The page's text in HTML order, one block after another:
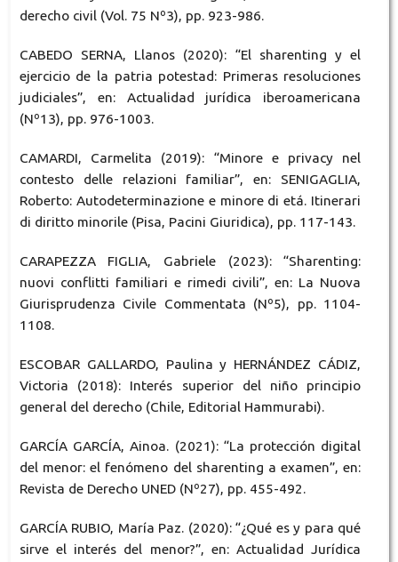
derecho civil (Vol. 75 Nº3), pp. 923-986.
CABEDO SERNA, Llanos (2020): “El sharenting y el
ejercicio de la patria potestad: Primeras resoluciones
judiciales”, en: Actualidad jurídica iberoamericana
(Nº13), pp. 976-1003.
CAMARDI, Carmelita (2019): “Minore e privacy nel
contesto delle relazioni familiar”, en: SENIGAGLIA,
Roberto: Autodeterminazione e minore di etá. Itinerari
di diritto minorile (Pisa, Pacini Giuridica), pp. 117-143.
CARAPEZZA FIGLIA, Gabriele (2023): “Sharenting:
nuovi conflitti familiari e rimedi civili”, en: La Nuova
Giurisprudenza Civile Commentata (Nº5), pp. 1104-
1108.
ESCOBAR GALLARDO, Paulina y HERNÁNDEZ CÁDIZ,
Victoria (2018): Interés superior del niño principio
general del derecho (Chile, Editorial Hammurabi).
GARCÍA GARCÍA, Ainoa. (2021): “La protección digital
del menor: el fenómeno del sharenting a examen”, en:
Revista de Derecho UNED (Nº27), pp. 455-492.
GARCÍA RUBIO, María Paz. (2020): “¿Qué es y para qué
sirve el interés del menor?”, en: Actualidad Jurídica